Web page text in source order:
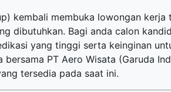
kembali membuka lowongan kerja
dibutuhkan. Bagi anda calon
yang tinggi serta keinginan
PT Aero Wisata (Garuda
tersedia pada saat ini.